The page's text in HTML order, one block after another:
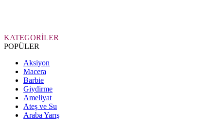
KATEGORİLER
POPÜLER
Aksiyon
Macera
Barbie
Giydirme
Ameliyat
Ateş ve Su
Araba Yarış